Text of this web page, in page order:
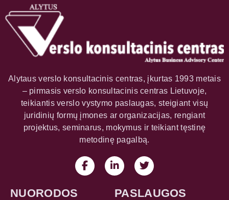
Alytaus verslo konsultacinis centras, įkurtas 1993 metais
– pirmasis verslo konsultacinis centras Lietuvoje,
teikiantis verslo vystymo paslaugas, steigiant visų
juridinių formų įmones ar organizacijas, rengiant
projektus, seminarus, mokymus ir teikiant tęstinę
metodinę pagalbą.
NUORODOS PASLAUGOS